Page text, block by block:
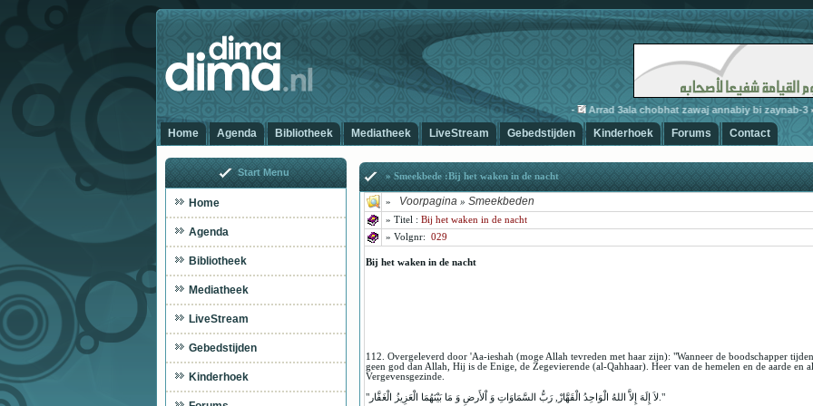
Arrad 3ala chobhat zawaj annabiy bi zaynab-3»
Home Agenda Bibliotheek Mediatheek LiveStream Gebedstijden Kinderhoek Forums Contact
» Smeekbede :Bij het waken in de nacht
» Voorpagina » Smeekbeden
» Titel : Bij het waken in de nacht
» Volgnr: 029
Bij het waken in de nacht
112. Overgeleverd door 'Aa-ieshah (moge Allah tevreden met haar zijn): "Wanneer de boodschapper
geen god dan Allah, Hij is de Enige, de Zegevierende (al-Qahhaar). Heer van de hemelen en de aarde en
Vergevensgezinde.
"لاَ إِلَهَ إِلاَّ اللهُ الْوَاحِدُ الْقَهَّارْ, رَبُّ السَّمَاوَاتِ وَ اْلأَرضِ وَ مَا بَيْنَهُمَا الْعَزِيزُ الْغَفَّار."
Start Menu
Home
Agenda
Bibliotheek
Mediatheek
LiveStream
Gebedstijden
Kinderhoek